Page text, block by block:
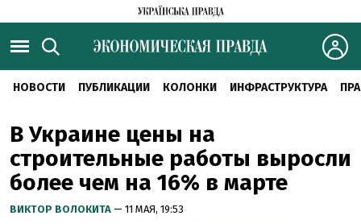
НОВОСТИ ПУБЛИКАЦИИ КОЛОНКИ ИНФРАСТРУКТУРА
В Украине цены на
строительные работы выросли
более чем на 16% в марте
ВИКТОР ВОЛОКИТА — 11 МАЯ, 19:53